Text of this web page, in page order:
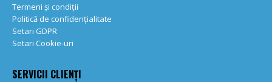
Termeni și condiții
Politică de confidențialitate
Setari GDPR
Setari Cookie-uri
SERVICII CLIENȚI